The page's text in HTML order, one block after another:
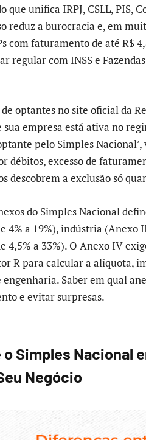
que unifica IRPJ, CSLL, PIS,
reduz a burocracia e, em
com faturamento de até R$
regular com INSS e
optantes no site oficial da
empresa está ativa no
pelo Simples
débitos, excesso de
descobrem a exclusão só
do Simples Nacional
4% a 19%), indústria (Anexo
4,5% a 33%). O Anexo IV
R para calcular a alíquota,
Saber em qual
e evitar surpresas.
o Simples Nacional
Negócio